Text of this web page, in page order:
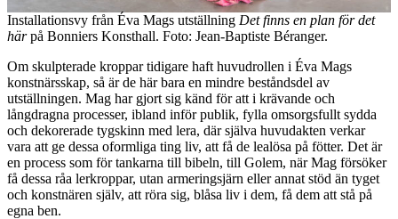
Installationsvy från Éva Mags utställning Det finns en plan för det
härpå Bonniers Konsthall. Foto: Jean-Baptiste Béranger.
Om skulpterade kroppar tidigare haft huvudrollen i Éva Mags
konstnärsskap, så är de här bara en mindre beståndsdel av
utställningen. Mag har gjort sig känd för att i krävande och
långdragna processer, ibland inför publik, fylla omsorgsfullt sydda
och dekorerade tygskinn med lera, där själva huvudakten verkar
vara att ge dessa oformliga ting liv, att få de lealösa på fötter. Det är
en process som för tankarna till bibeln, till Golem, när Mag försöker
få dessa råa lerkroppar, utan armeringsjärn eller annat stöd än tyget
och konstnären själv, att röra sig, blåsa liv i dem, få dem att stå på
egna ben.